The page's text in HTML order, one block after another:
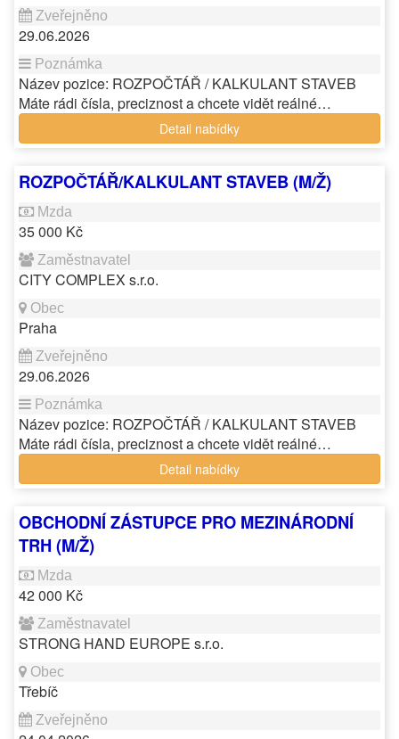
29.06.2026
Název pozice: ROZPOČTÁŘ / KALKULANT STAVEB
Máte rádi čísla, preciznost a chcete vidět reálné…
Detail nabídky
ROZPOČTÁŘ/KALKULANT STAVEB (M/Ž)
35 000 Kč
CITY COMPLEX s.r.o.
Praha
29.06.2026
Název pozice: ROZPOČTÁŘ / KALKULANT STAVEB
Máte rádi čísla, preciznost a chcete vidět reálné…
Detail nabídky
OBCHODNÍ ZÁSTUPCE PRO MEZINÁRODNÍ
TRH (M/Ž)
42 000 Kč
STRONG HAND EUROPE s.r.o.
Třebíč